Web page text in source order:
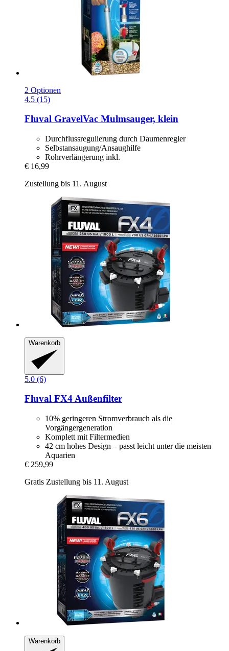
2 Optionen
4.5 (15)
Fluval GravelVac Mulmsauger, klein
Durchflussregulierung durch Daumenregler
Selbstansaugung/Ansaughilfe
Rohrverlängerung inkl.
€ 16,99
Zustellung bis 11. August
Warenkorb
5.0 (6)
Fluval FX4 Außenfilter
10% geringeren Stromverbrauch als die
Vorgängergeneration
Komplett mit Filtermedien
42 cm hohes Design – passt leicht unter die meisten
Aquarien
€ 259,99
Gratis Zustellung bis 11. August
Warenkorb